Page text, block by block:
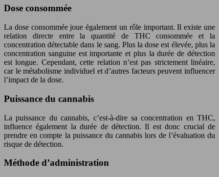
Dose consommée
La dose consommée joue également un rôle important. Il existe une
relation directe entre la quantité de THC consommée et la
concentration détectable dans le sang. Plus la dose est élevée, plus la
concentration sanguine est importante et plus la durée de détection
est longue. Cependant, cette relation n’est pas strictement linéaire,
car le métabolisme individuel et d’autres facteurs peuvent influencer
l’impact de la dose.
Puissance du cannabis
La puissance du cannabis, c’est-à-dire sa concentration en THC,
influence également la durée de détection. Il est donc crucial de
prendre en compte la puissance du cannabis lors de l’évaluation du
risque de détection.
Méthode d’administration